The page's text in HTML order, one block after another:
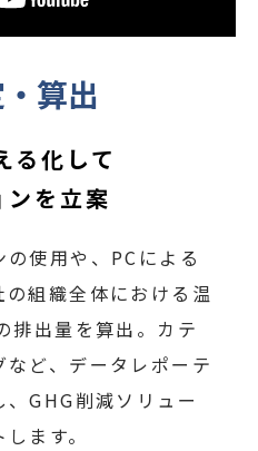
算出
る化して
を立案
使用や、PCによる
組織全体における温
排出量を算出。カテ
ど、データレポーテ
GHG削減ソリュー
ます。